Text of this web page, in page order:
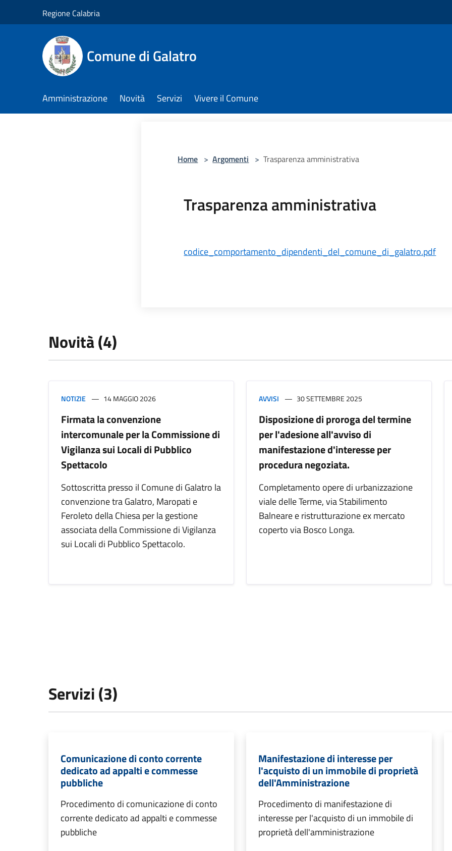
Regione Calabria
Comune di Galatro
Amministrazione Novità Servizi Vivere il Comune
Home > Argomenti > Trasparenza amministrativa
Trasparenza amministrativa
codice_comportamento_dipendenti_del_comune_di_galatro.pdf
Novità (4)
NOTIZIE 14 MAGGIO 2026
Firmata la convenzione
intercomunale per la Commissione di
Vigilanza sui Locali di Pubblico
Spettacolo
Sottoscritta presso il Comune di Galatro la
convenzione tra Galatro, Maropati e
Feroleto della Chiesa per la gestione
associata della Commissione di Vigilanza
sui Locali di Pubblico Spettacolo.
AVVISI 30 SETTEMBRE 2025
Disposizione di proroga del termine
per l'adesione all'avviso di
manifestazione d'interesse per
procedura negoziata.
Completamento opere di urbanizzazione
viale delle Terme, via Stabilimento
Balneare e ristrutturazione ex mercato
coperto via Bosco Longa.
Servizi (3)
Comunicazione di conto corrente
dedicato ad appalti e commesse
pubbliche
Procedimento di comunicazione di conto
corrente dedicato ad appalti e commesse
pubbliche
Manifestazione di interesse per
l'acquisto di un immobile di proprietà
dell'Amministrazione
Procedimento di manifestazione di
interesse per l'acquisto di un immobile di
proprietà dell'amministrazione